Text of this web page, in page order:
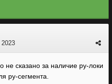
не сказано за наличие ру-локи
ру-сегмента.